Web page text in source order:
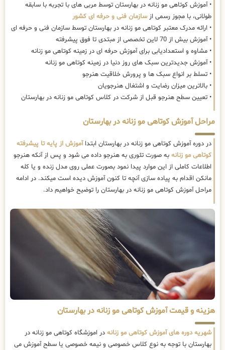
• آموزش کوتاهی مو زنانه در بهارستان توسط مربی های با تجربه با سابقه
طولانی، با مجوز رسمی ازسازمان فنی و حرفه ای کشور
• ارائه مدرک معتبر کوتاهی مو زنانه در بهارستان توسط سازمان فنی و حرفه ای
• آموزش بیش از 70 لاین تخصصی از مبتدی تا فوق پیشرفته
• مشاوه و استعدادیابی برای آموزش حرفه ای در زمینه کوتاهی مو زنانه
• آموزش جدیدترین سبک های روز دنیا در زمینه کوتاهی مو زنانه
• تسلط بر انواع سبک ها و پرورش خلاقیت هنرجو
• بالاترین میزان رضایت و اشتغال هنرجویان
• تعیین سطح هنرجو قبل از شرکت در کلاس کوتاهی مو زنانه در بهارستان
مراحل آموزش کوتاهی مو زنانه در بهارستان
در دوره آموزش کوتاهی مو زنانه در بهارستان ابتداآموزش از پایه تا پیشرفته
کوتاهی مو زنانه به صورت تئوری به هنرجو داده می شود و پس از آنکه هنرجو
اطلاعات کاملی از این موارد پیدا نمود بصورت عملی روی مدل زنده و یا کله
مانکن اقدام به پیاده سازی آنچه تا کنون آموزش دیده است میکند. در ادامه
مراحل آموزش کوتاهی مو زنانه در بهارستان را توضیح خواهیم داد.
هزینه و قیمت آموزش کوتاهی مو زنانه در بهارستان
شهریه دوره های آموزش کوتاهی مو زنانه در اموزشگاه کوتاهی مو زنانه در
بهارستان با توجه به نوع کلاس خصوصی و نیمه خصوصی یا سطح آموزش می